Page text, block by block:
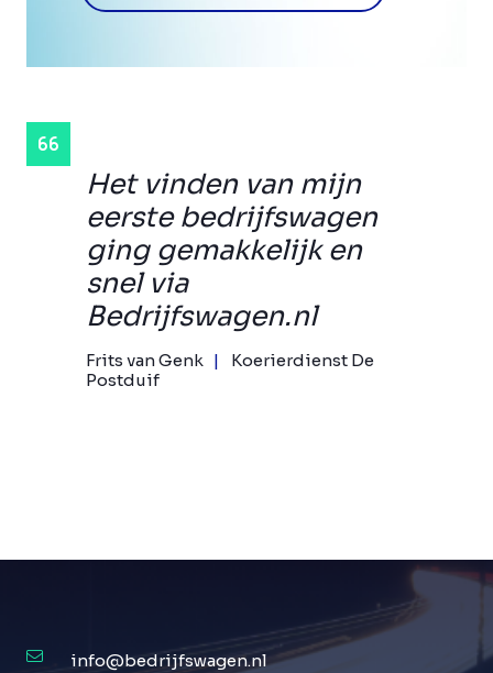
Het vinden van mijn
eerste bedrijfswagen
ging gemakkelijk en
snel via
Bedrijfswagen.nl
Frits van Genk
Koerierdienst De
Postduif
info@bedrijfswagen.nl